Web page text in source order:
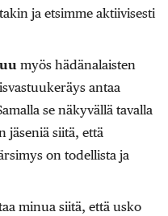
ja etsimme aktiivisesti
myös hädänalaisten
antaa
se näkyvällä tavalla
siitä, että
on todellista ja
minua siitä, että usko